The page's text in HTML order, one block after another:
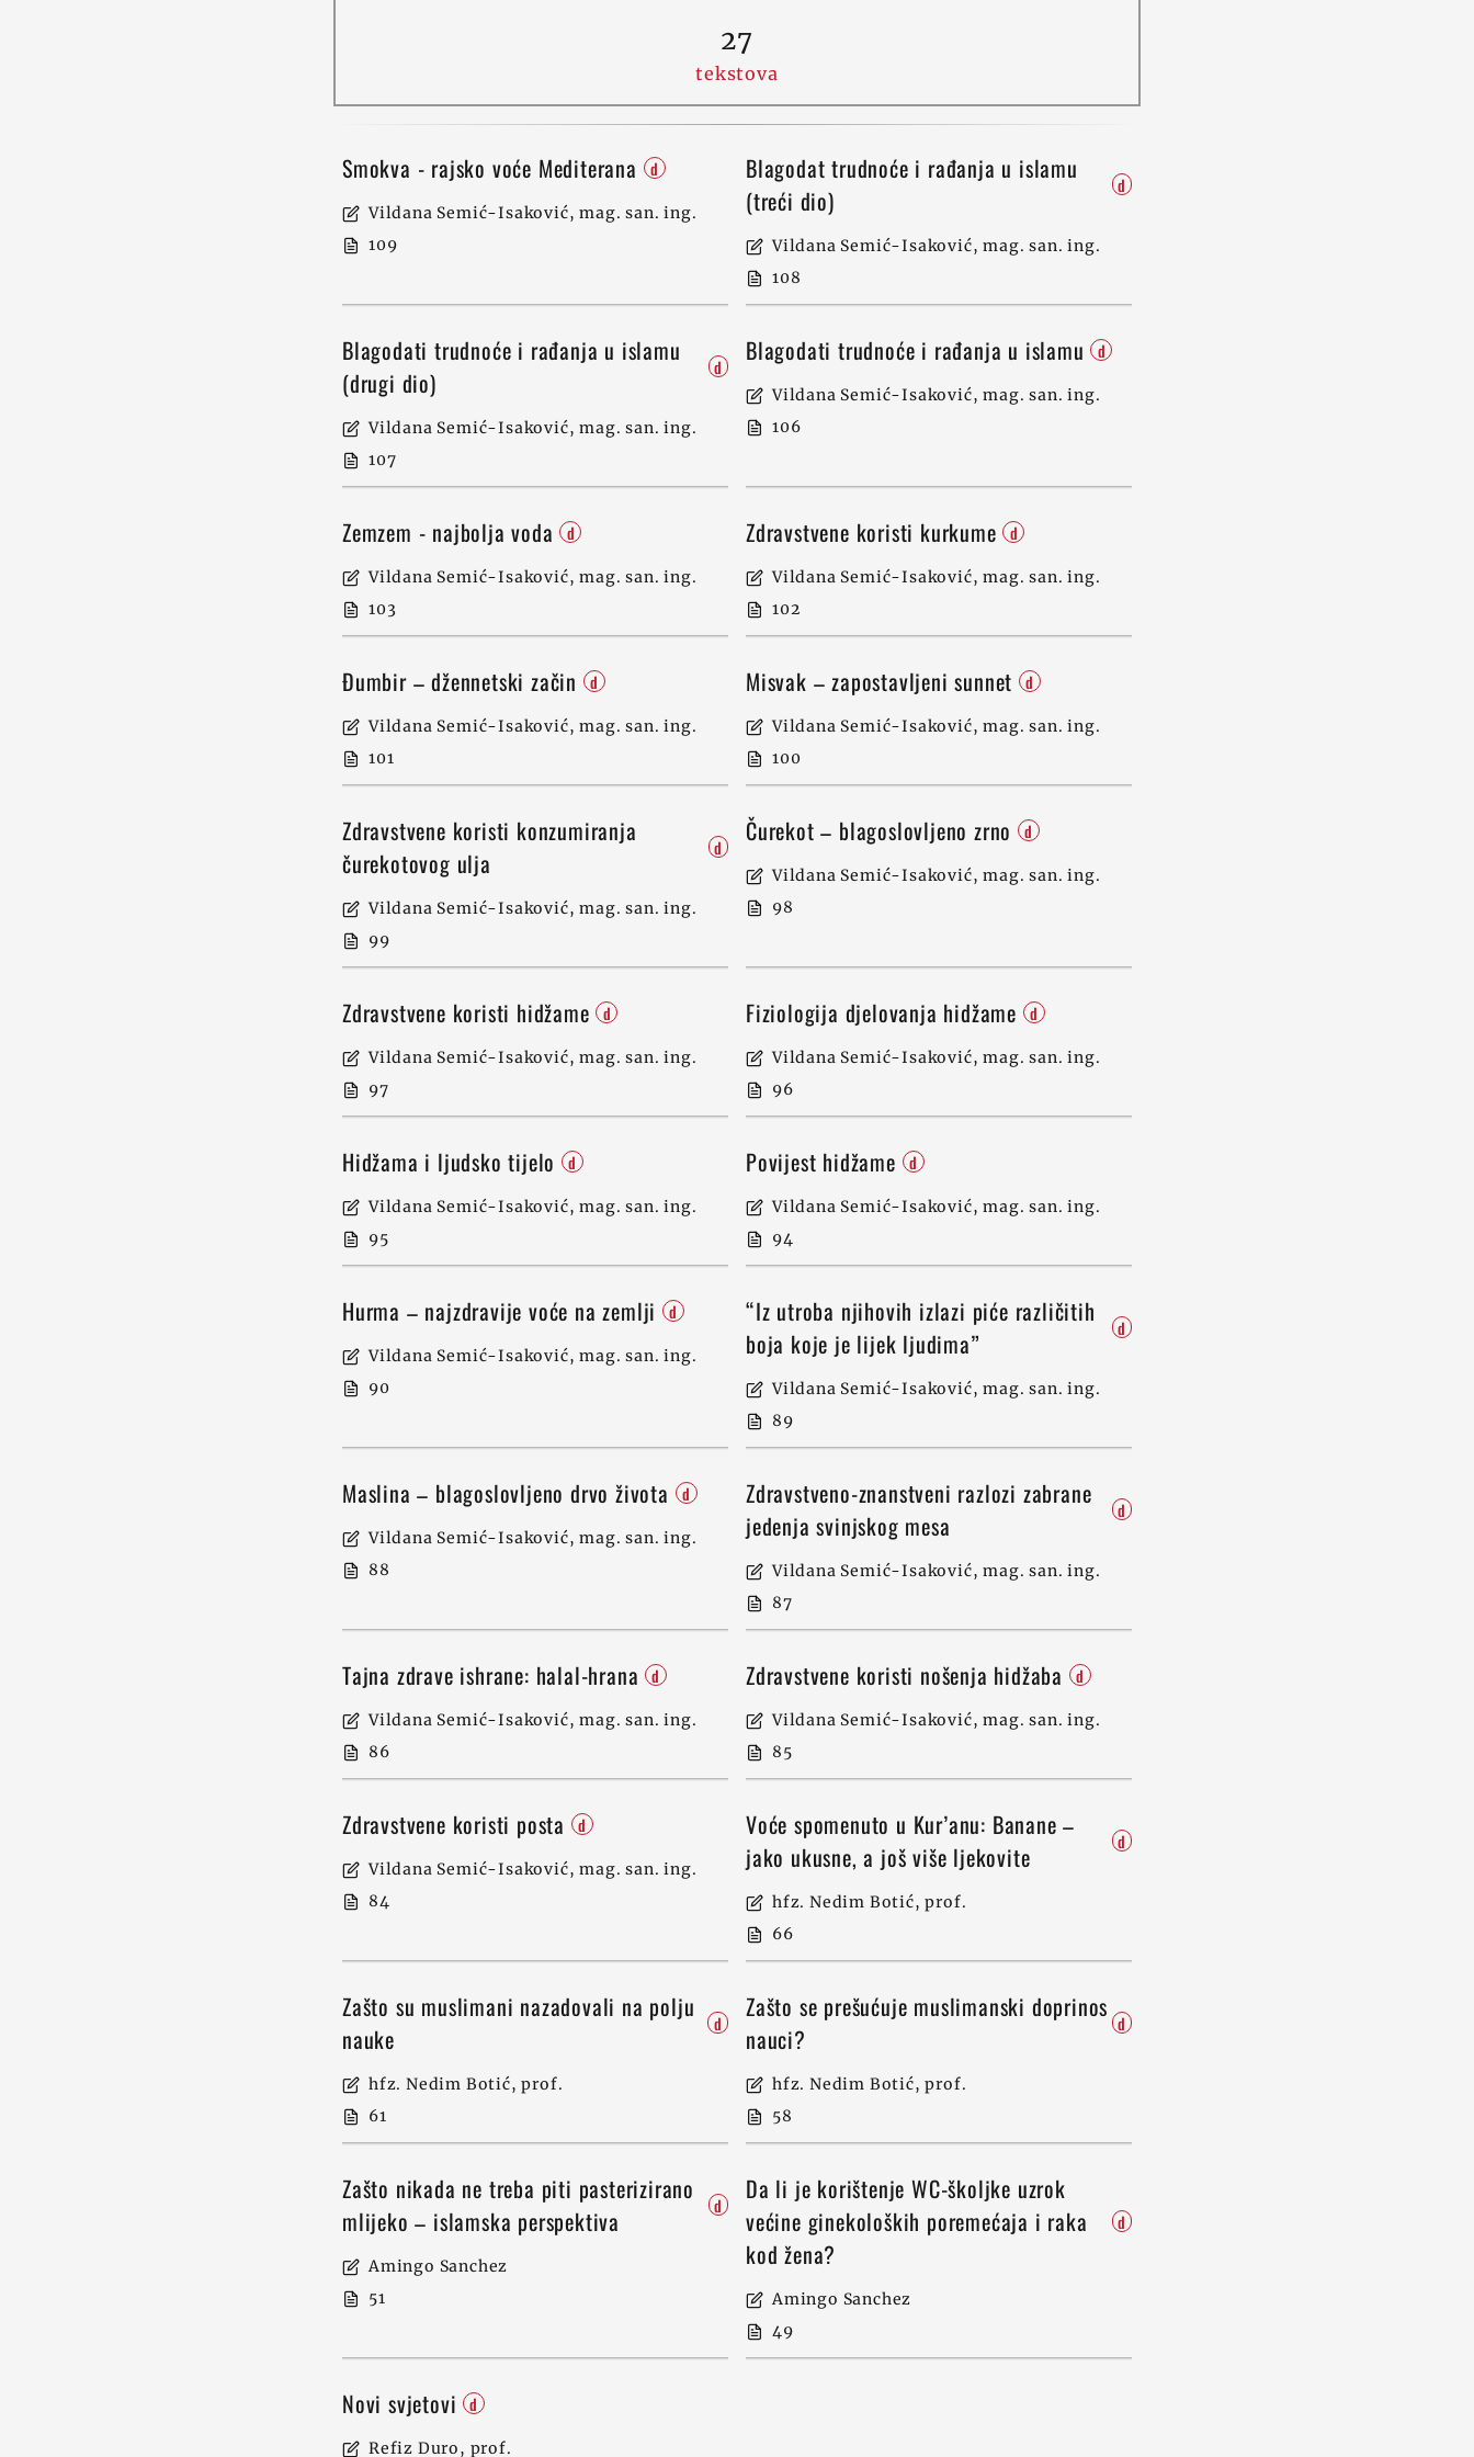
27
tekstova
Smokva - rajsko voće Mediterana d
Vildana Semić-Isaković, mag. san. ing.
109
Blagodat trudnoće i rađanja u islamu
(treći dio)
d
Vildana Semić-Isaković, mag. san. ing.
108
Blagodati trudnoće i rađanja u islamu
(drugi dio)
d
Vildana Semić-Isaković, mag. san. ing.
107
Blagodati trudnoće i rađanja u islamu d
Vildana Semić-Isaković, mag. san. ing.
106
Zemzem - najbolja voda d
Vildana Semić-Isaković, mag. san. ing.
103
Zdravstvene koristi kurkume d
Vildana Semić-Isaković, mag. san. ing.
102
Đumbir – džennetski začin d
Vildana Semić-Isaković, mag. san. ing.
101
Misvak – zapostavljeni sunnet d
Vildana Semić-Isaković, mag. san. ing.
100
Zdravstvene koristi konzumiranja
čurekotovog ulja
d
Vildana Semić-Isaković, mag. san. ing.
99
Čurekot – blagoslovljeno zrno d
Vildana Semić-Isaković, mag. san. ing.
98
Zdravstvene koristi hidžame d
Vildana Semić-Isaković, mag. san. ing.
97
Fiziologija djelovanja hidžame d
Vildana Semić-Isaković, mag. san. ing.
96
Hidžama i ljudsko tijelo d
Vildana Semić-Isaković, mag. san. ing.
95
Povijest hidžame d
Vildana Semić-Isaković, mag. san. ing.
94
Hurma – najzdravije voće na zemlji d
Vildana Semić-Isaković, mag. san. ing.
90
“Iz utroba njihovih izlazi piće različitih
boja koje je lijek ljudima”
d
Vildana Semić-Isaković, mag. san. ing.
89
Maslina – blagoslovljeno drvo života d
Vildana Semić-Isaković, mag. san. ing.
88
Zdravstveno-znanstveni razlozi zabrane
jedenja svinjskog mesa
d
Vildana Semić-Isaković, mag. san. ing.
87
Tajna zdrave ishrane: halal-hrana d
Vildana Semić-Isaković, mag. san. ing.
86
Zdravstvene koristi nošenja hidžaba d
Vildana Semić-Isaković, mag. san. ing.
85
Zdravstvene koristi posta d
Vildana Semić-Isaković, mag. san. ing.
84
Voće spomenuto u Kur’anu: Banane –
jako ukusne, a još više ljekovite
d
hfz. Nedim Botić, prof.
66
Zašto su muslimani nazadovali na polju
nauke
d
hfz. Nedim Botić, prof.
61
Zašto se prešućuje muslimanski doprinos
nauci?
d
hfz. Nedim Botić, prof.
58
Zašto nikada ne treba piti pasterizirano
mlijeko – islamska perspektiva
d
Amingo Sanchez
51
Da li je korištenje WC-školjke uzrok
većine ginekoloških poremećaja i raka
kod žena?
d
Amingo Sanchez
49
Novi svjetovi d
Refiz Duro, prof.